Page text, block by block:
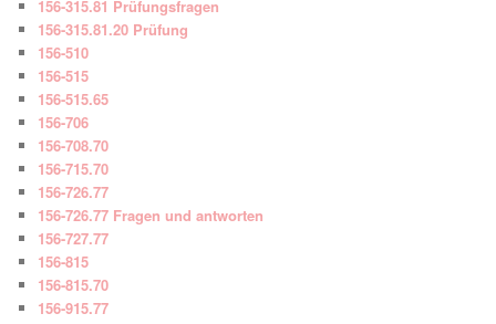
156-315.81 Prüfungsfragen
156-315.81.20 Prüfung
156-510
156-515
156-515.65
156-706
156-708.70
156-715.70
156-726.77
156-726.77 Fragen und antworten
156-727.77
156-815
156-815.70
156-915.77